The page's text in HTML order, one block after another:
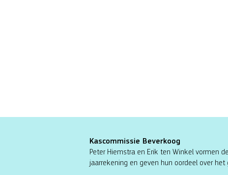
Kascommissie Beverkoog
Peter Hiemstra en Erik ten Winkel vormen
jaarrekening en geven hun oordeel over het